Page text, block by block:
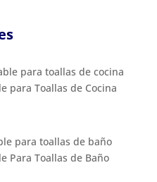
para Toallas de Cocina
Para Toallas de Baño